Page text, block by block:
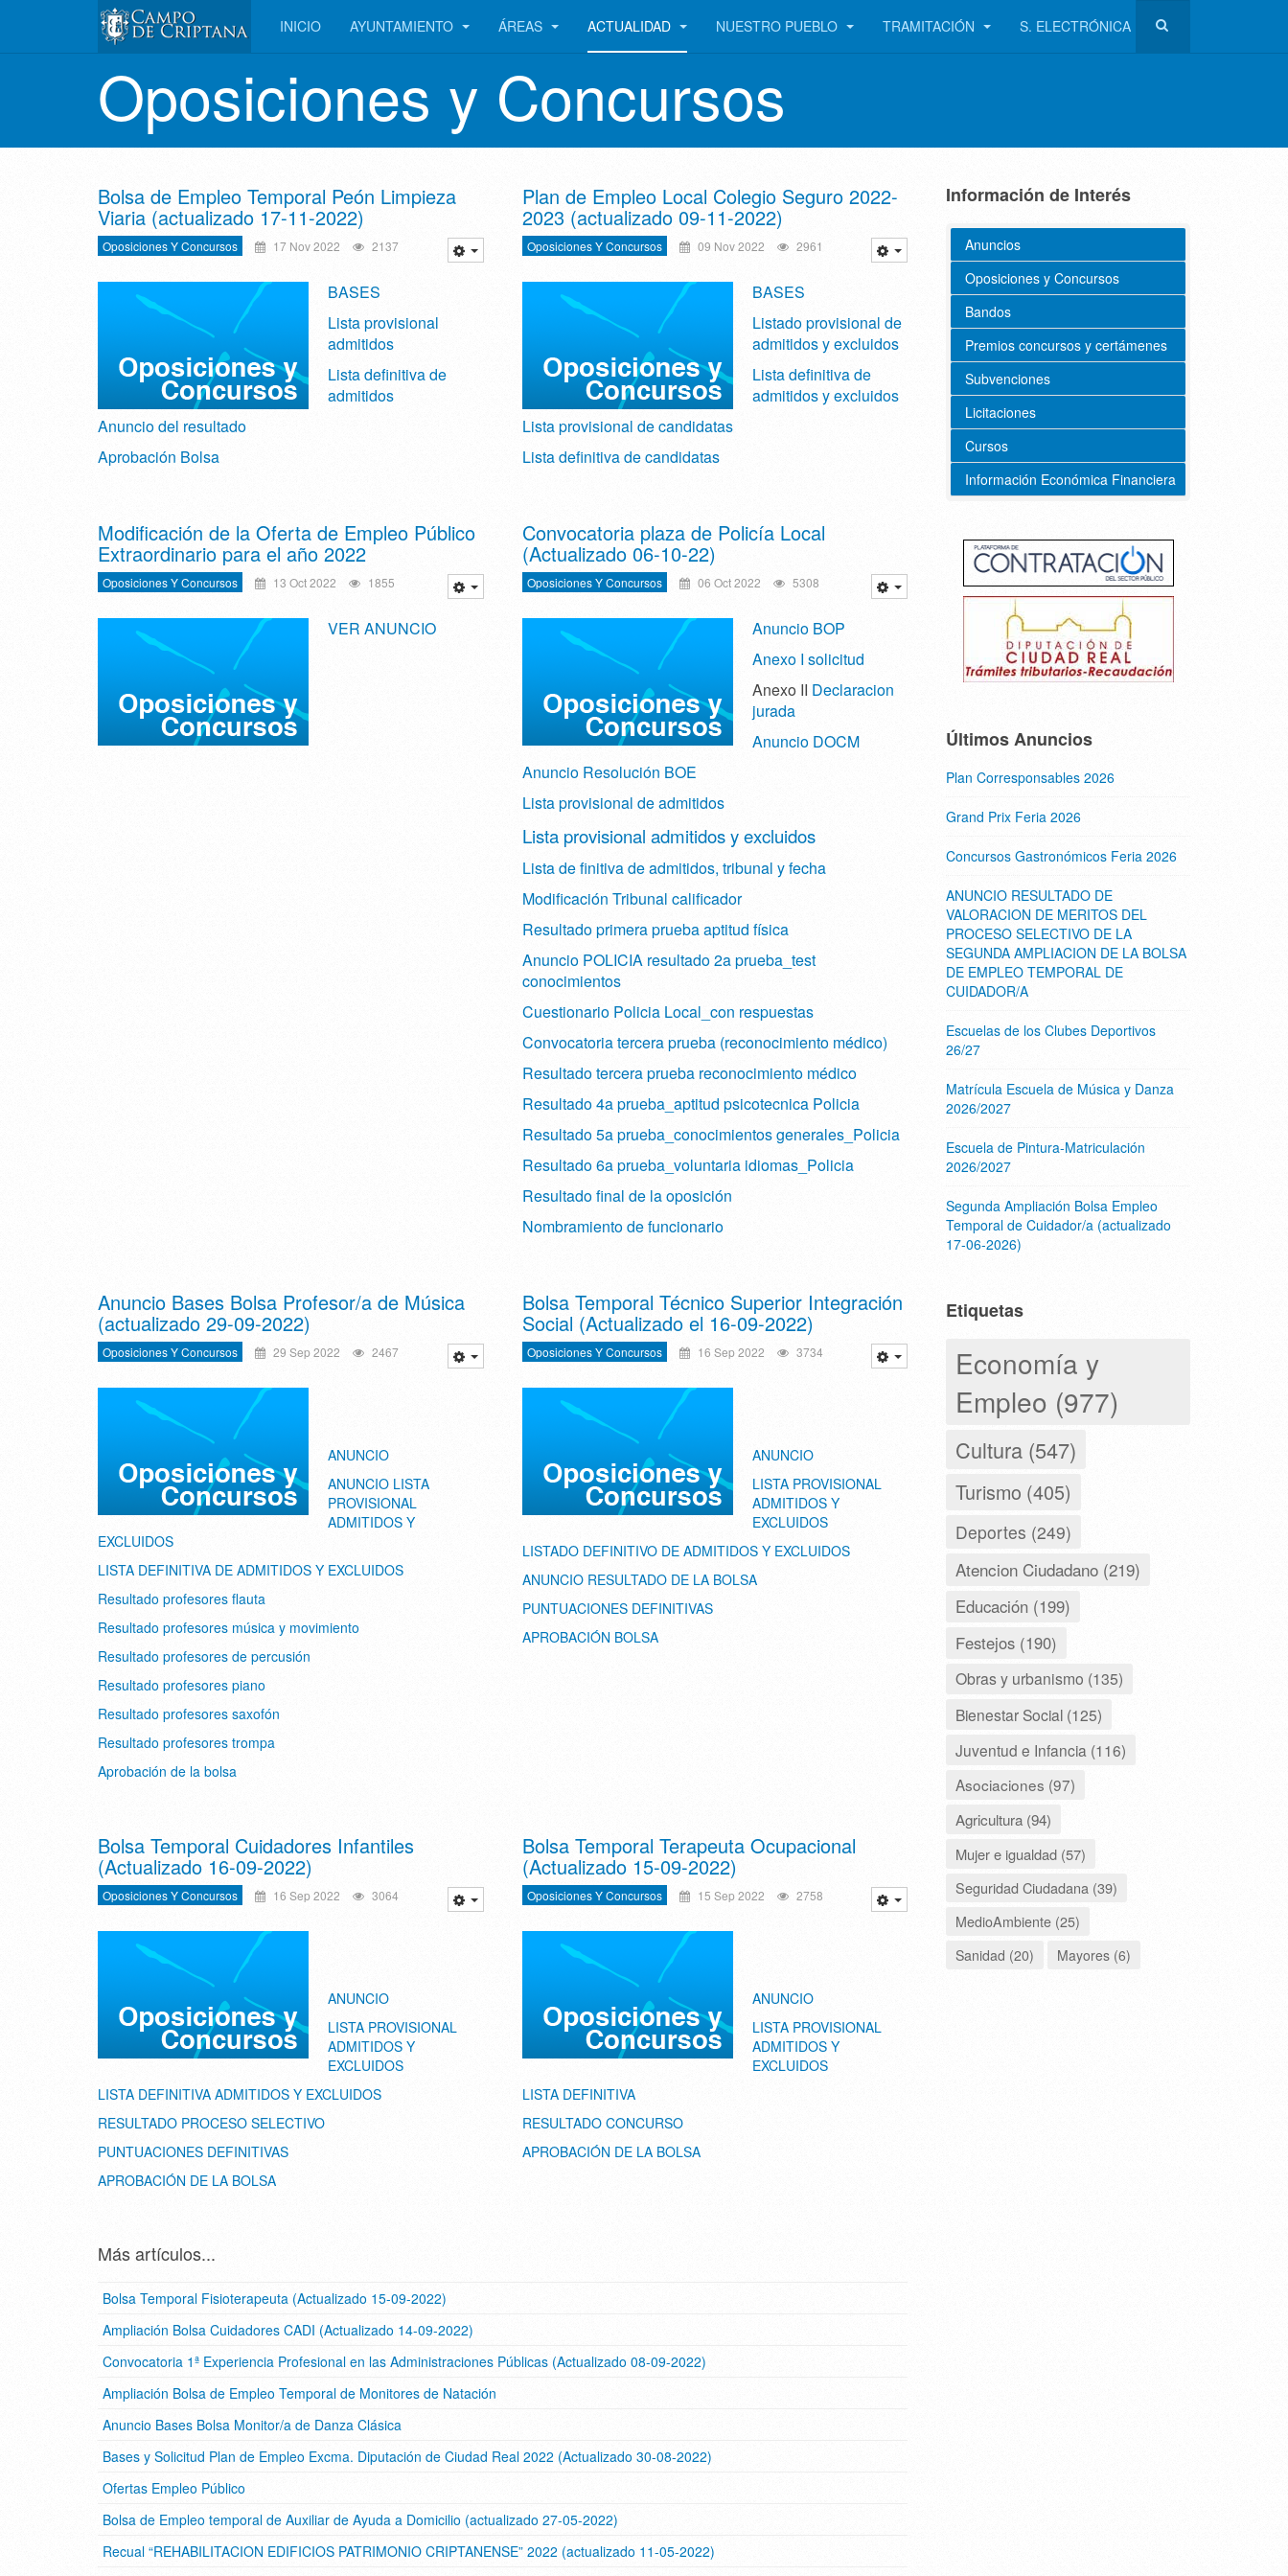
INICIO AYUNTAMIENTO ÁREAS ACTUALIDAD NUESTRO PUEBLO TRAMITACIÓN S. ELECTRÓNICA
Oposiciones y Concursos
Bolsa de Empleo Temporal Peón Limpieza
Viaria (actualizado 17-11-2022)
Oposiciones Y Concursos 17 Nov 2022 2137
BASES
Lista provisional
admitidos
Lista definitiva de
admitidos
Anuncio del resultado
Aprobación Bolsa
Plan de Empleo Local Colegio Seguro 2022-
2023 (actualizado 09-11-2022)
Oposiciones Y Concursos 09 Nov 2022 2961
BASES
Listado provisional de
admitidos y excluidos
Lista definitiva de
admitidos y excluidos
Lista provisional de candidatas
Lista definitiva de candidatas
Modificación de la Oferta de Empleo Público
Extraordinario para el año 2022
Oposiciones Y Concursos 13 Oct 2022 1855
VER ANUNCIO
Convocatoria plaza de Policía Local
(Actualizado 06-10-22)
Oposiciones Y Concursos 06 Oct 2022 5308
Anuncio BOP
Anexo I solicitud
Anexo II Declaracion
jurada
Anuncio DOCM
Anuncio Resolución BOE
Lista provisional de admitidos
Lista provisional admitidos y excluidos
Lista de finitiva de admitidos, tribunal y fecha
Modificación Tribunal calificador
Resultado primera prueba aptitud física
Anuncio POLICIA resultado 2a prueba_test
conocimientos
Cuestionario Policia Local_con respuestas
Convocatoria tercera prueba (reconocimiento médico)
Resultado tercera prueba reconocimiento médico
Resultado 4a prueba_aptitud psicotecnica Policia
Resultado 5a prueba_conocimientos generales_Policia
Resultado 6a prueba_voluntaria idiomas_Policia
Resultado final de la oposición
Nombramiento de funcionario
Anuncio Bases Bolsa Profesor/a de Música
(actualizado 29-09-2022)
Oposiciones Y Concursos 29 Sep 2022 2467
ANUNCIO
ANUNCIO LISTA
PROVISIONAL
ADMITIDOS Y
EXCLUIDOS
LISTA DEFINITIVA DE ADMITIDOS Y EXCLUIDOS
Resultado profesores flauta
Resultado profesores música y movimiento
Resultado profesores de percusión
Resultado profesores piano
Resultado profesores saxofón
Resultado profesores trompa
Aprobación de la bolsa
Bolsa Temporal Técnico Superior Integración
Social (Actualizado el 16-09-2022)
Oposiciones Y Concursos 16 Sep 2022 3734
ANUNCIO
LISTA PROVISIONAL
ADMITIDOS Y
EXCLUIDOS
LISTADO DEFINITIVO DE ADMITIDOS Y EXCLUIDOS
ANUNCIO RESULTADO DE LA BOLSA
PUNTUACIONES DEFINITIVAS
APROBACIÓN BOLSA
Bolsa Temporal Cuidadores Infantiles
(Actualizado 16-09-2022)
Oposiciones Y Concursos 16 Sep 2022 3064
ANUNCIO
LISTA PROVISIONAL
ADMITIDOS Y
EXCLUIDOS
LISTA DEFINITIVA ADMITIDOS Y EXCLUIDOS
RESULTADO PROCESO SELECTIVO
PUNTUACIONES DEFINITIVAS
APROBACIÓN DE LA BOLSA
Bolsa Temporal Terapeuta Ocupacional
(Actualizado 15-09-2022)
Oposiciones Y Concursos 15 Sep 2022 2758
ANUNCIO
LISTA PROVISIONAL
ADMITIDOS Y
EXCLUIDOS
LISTA DEFINITIVA
RESULTADO CONCURSO
APROBACIÓN DE LA BOLSA
Más artículos...
Bolsa Temporal Fisioterapeuta (Actualizado 15-09-2022)
Ampliación Bolsa Cuidadores CADI (Actualizado 14-09-2022)
Convocatoria 1ª Experiencia Profesional en las Administraciones Públicas (Actualizado 08-09-2022)
Ampliación Bolsa de Empleo Temporal de Monitores de Natación
Anuncio Bases Bolsa Monitor/a de Danza Clásica
Bases y Solicitud Plan de Empleo Excma. Diputación de Ciudad Real 2022 (Actualizado 30-08-2022)
Ofertas Empleo Público
Bolsa de Empleo temporal de Auxiliar de Ayuda a Domicilio (actualizado 27-05-2022)
Recual “REHABILITACION EDIFICIOS PATRIMONIO CRIPTANENSE” 2022 (actualizado 11-05-2022)
Información de Interés
Anuncios
Oposiciones y Concursos
Bandos
Premios concursos y certámenes
Subvenciones
Licitaciones
Cursos
Información Económica Financiera
Últimos Anuncios
Plan Corresponsables 2026
Grand Prix Feria 2026
Concursos Gastronómicos Feria 2026
ANUNCIO RESULTADO DE
VALORACION DE MERITOS DEL
PROCESO SELECTIVO DE LA
SEGUNDA AMPLIACION DE LA BOLSA
DE EMPLEO TEMPORAL DE
CUIDADOR/A
Escuelas de los Clubes Deportivos
26/27
Matrícula Escuela de Música y Danza
2026/2027
Escuela de Pintura-Matriculación
2026/2027
Segunda Ampliación Bolsa Empleo
Temporal de Cuidador/a (actualizado
17-06-2026)
Etiquetas
Economía y
Empleo (977)
Cultura (547)
Turismo (405)
Deportes (249)
Atencion Ciudadano (219)
Educación (199)
Festejos (190)
Obras y urbanismo (135)
Bienestar Social (125)
Juventud e Infancia (116)
Asociaciones (97)
Agricultura (94)
Mujer e igualdad (57)
Seguridad Ciudadana (39)
MedioAmbiente (25)
Sanidad (20)
Mayores (6)